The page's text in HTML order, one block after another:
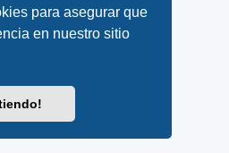
para asegurar que
en nuestro sitio